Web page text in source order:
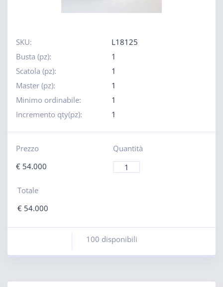
SKU:
L18125
Busta (pz):
1
Scatola (pz):
1
Master (pz):
1
Minimo ordinabile:
1
Incremento qty(pz):
1
Prezzo
€54.000
Quantità
Totale
€54.000
100 disponibili